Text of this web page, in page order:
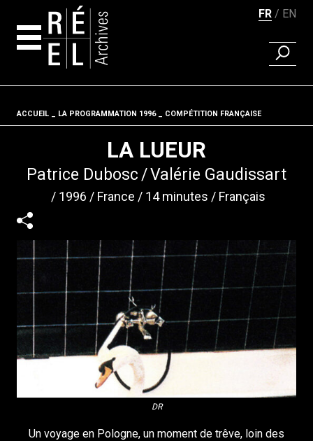
FR EN
Fil d'ariane
ACCUEIL LA PROGRAMMATION 1996 COMPÉTITION FRANÇAISE
LA LUEUR
Patrice Dubosc Valérie Gaudissart
1996 France 14 minutes Français
DR
Un voyage en Pologne, un moment de trêve, loin des